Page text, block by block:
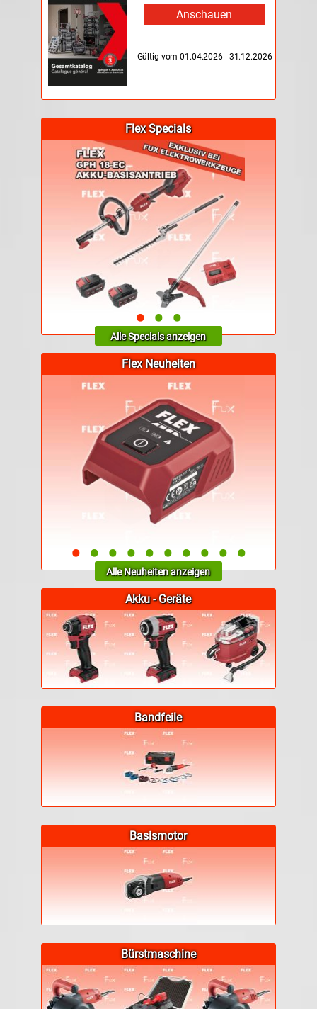
Anschauen
Gültig vom 01.04.2026 - 31.12.2026
Alle Specials anzeigen
Flex Specials
•••
Alle Neuheiten anzeigen
Flex Neuheiten
• •••••••• •
Akku - Geräte
Bandfeile
Basismotor
Bürstmaschine